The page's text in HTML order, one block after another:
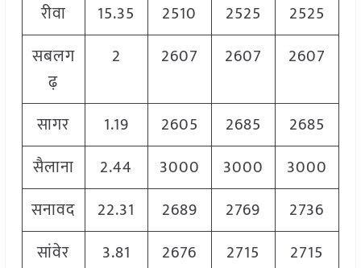
रीवा 15.35 2510 2525
2525
सबलग
ढ़
2 2607 2607 2607
सागर 1.19 2605 2685
2685
सैलाना
2.44 3000 3000
3000
सनावद
22.31 2689 2769
2736
सांवेर
3.81 2676 2715
2715